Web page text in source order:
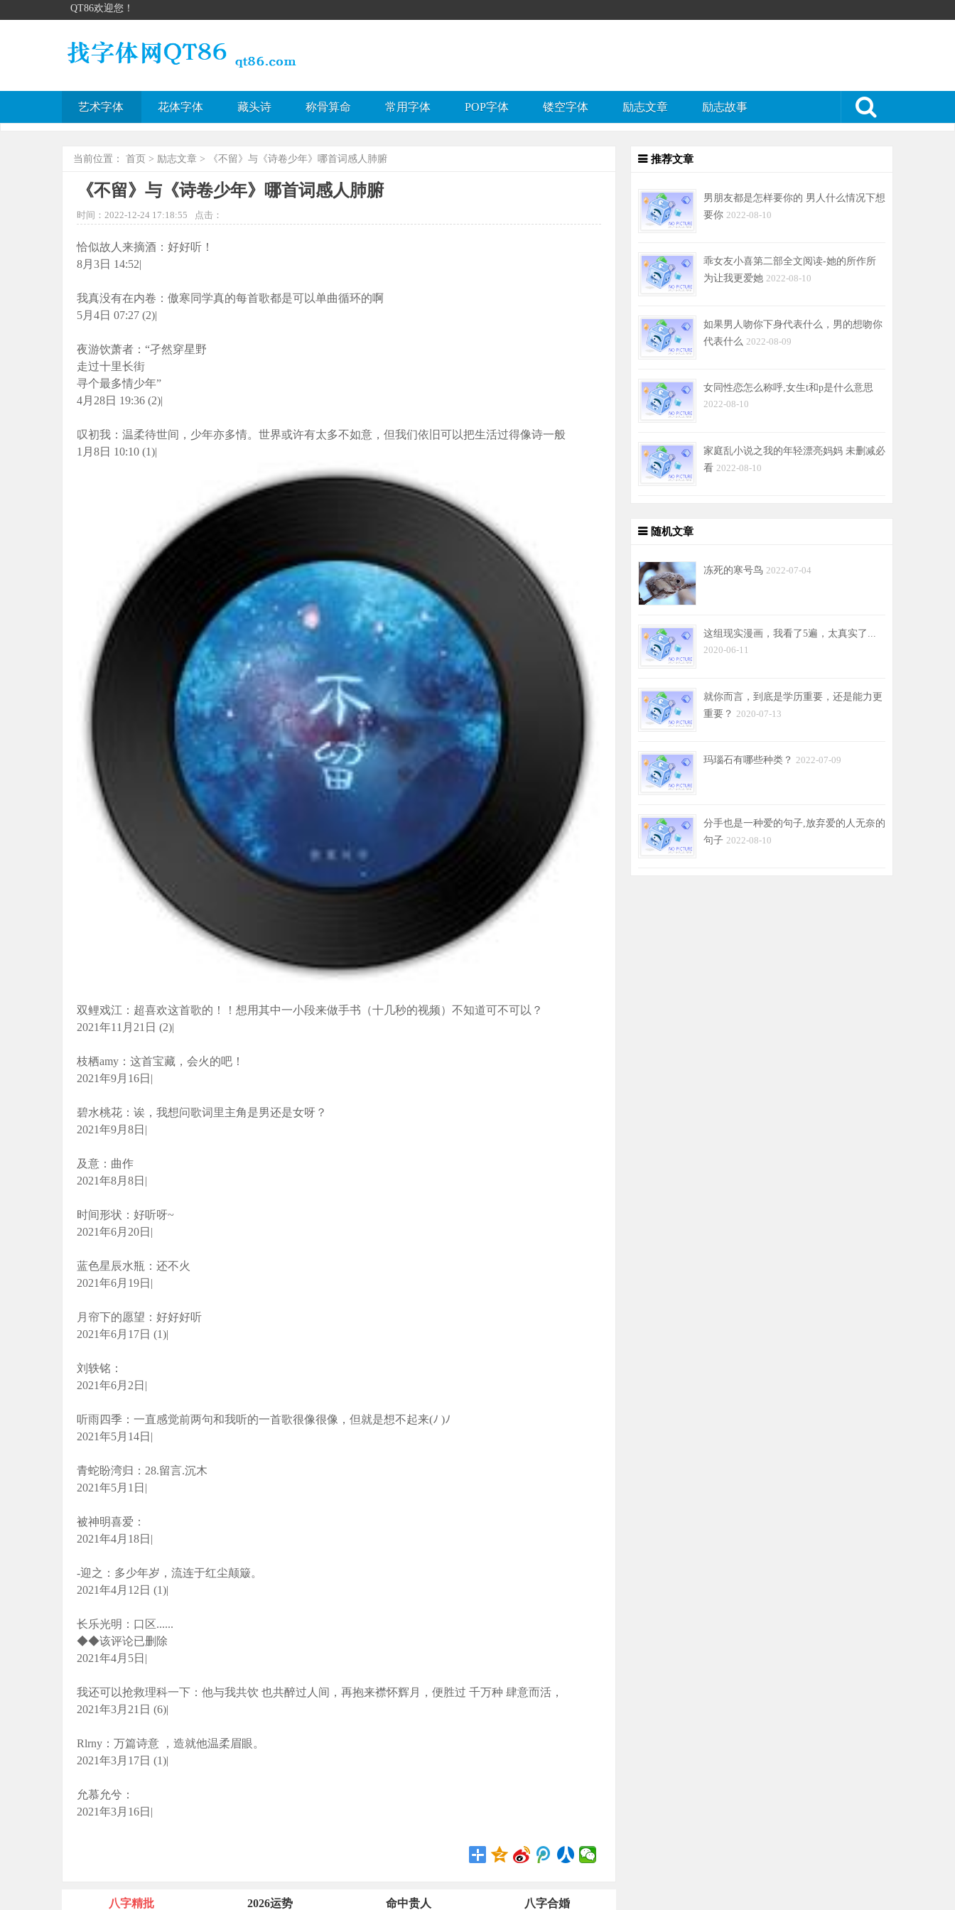
QT86欢迎您！
艺术字体 花体字体 藏头诗 称骨算命 常用字体 POP字体 镂空字体 励志文章 励志故事
当前位置： 首页 > 励志文章 > 《不留》与《诗卷少年》哪首词感人肺腑
《不留》与《诗卷少年》哪首词感人肺腑
时间：2022-12-24 17:18:55 点击：
恰似故人来摘酒：好好听！
8月3日 14:52|
我真没有在内卷：傲寒同学真的每首歌都是可以单曲循环的啊
5月4日 07:27 (2)|
夜游饮萧者：“孑然穿星野
走过十里长街
寻个最多情少年”
4月28日 19:36 (2)|
叹初我：温柔待世间，少年亦多情。世界或许有太多不如意，但我们依旧可以把生活过得像诗一般
1月8日 10:10 (1)|
双鲤戏江：超喜欢这首歌的！！想用其中一小段来做手书（十几秒的视频）不知道可不可以？
2021年11月21日 (2)|
枝栖amy：这首宝藏，会火的吧！
2021年9月16日|
碧水桃花：诶，我想问歌词里主角是男还是女呀？
2021年9月8日|
及意：曲作
2021年8月8日|
时间形状：好听呀~
2021年6月20日|
蓝色星辰水瓶：还不火
2021年6月19日|
月帘下的愿望：好好好听
2021年6月17日 (1)|
刘轶铭：
2021年6月2日|
听雨四季：一直感觉前两句和我听的一首歌很像很像，但就是想不起来(ﾉ )ﾉ
2021年5月14日|
青蛇盼湾归：28.留言.沉木
2021年5月1日|
被神明喜爱：️️️
2021年4月18日|
-迎之：多少年岁，流连于红尘颠簸。
2021年4月12日 (1)|
长乐光明：口区......
◆◆该评论已删除
2021年4月5日|
我还可以抢救理科一下：他与我共饮 也共醉过人间，再抱来襟怀辉月，便胜过 千万种 肆意而活，
2021年3月21日 (6)|
Rlrny：万篇诗意 ，造就他温柔眉眼。
2021年3月17日 (1)|
允慕允兮：
2021年3月16日|
八字精批 2026运势 命中贵人 八字合婚
推荐文章
男朋友都是怎样要你的 男人什么情况下想
要你 2022-08-10
乖女友小喜第二部全文阅读-她的所作所
为让我更爱她 2022-08-10
如果男人吻你下身代表什么，男的想吻你
代表什么 2022-08-09
女同性恋怎么称呼,女生t和p是什么意思
2022-08-10
家庭乱小说之我的年轻漂亮妈妈 未删减必
看 2022-08-10
随机文章
冻死的寒号鸟 2022-07-04
这组现实漫画，我看了5遍，太真实了...
2020-06-11
就你而言，到底是学历重要，还是能力更
重要？ 2020-07-13
玛瑙石有哪些种类？ 2022-07-09
分手也是一种爱的句子,放弃爱的人无奈的
句子 2022-08-10